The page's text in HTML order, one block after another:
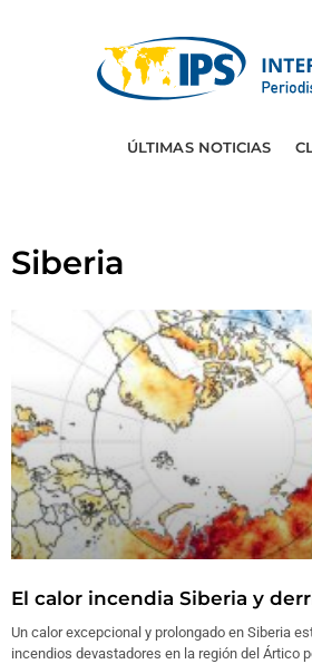
ÚLTIMAS NOTICIAS
Siberia
El calor incendia Siberia y
Un calor excepcional y prolongado en Siberia
incendios devastadores en la región del Ártico